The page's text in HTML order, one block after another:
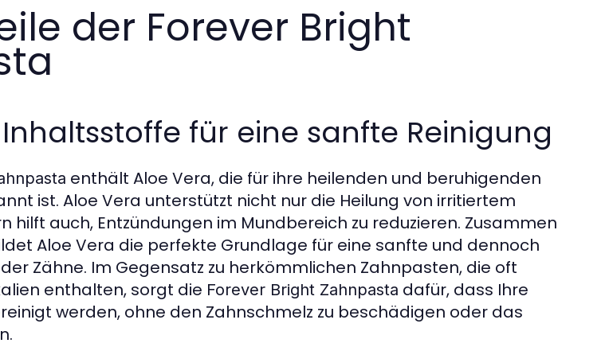
der Forever Bright
für eine sanfte Reinigung
enthält Aloe Vera, die für ihre heilenden und beruhigenden
ist. Aloe Vera unterstützt nicht nur die Heilung von irritiertem
hilft auch, Entzündungen im Mundbereich zu reduzieren. Zusammen
Aloe Vera die perfekte Grundlage für eine sanfte und dennoch
Zähne. Im Gegensatz zu herkömmlichen Zahnpasten, die oft
enthalten, sorgt die Forever Bright Zahnpasta dafür, dass Ihre
werden, ohne den Zahnschmelz zu beschädigen oder das